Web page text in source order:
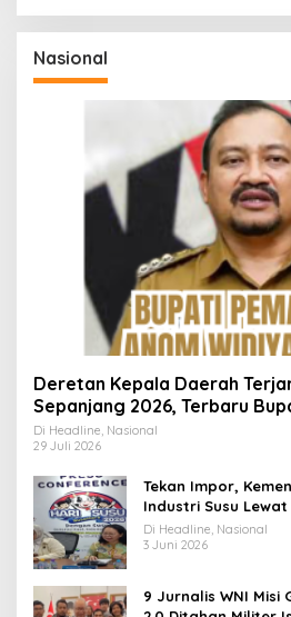
Nasional
Deretan Kepala Daerah
Sepanjang 2026, Terbaru
Widiyantoro
Di Headline, Nasional
29 Juli 2026
Tekan Impor,
Industri Susu
Nusantara 2026
Di Headline, Nasional
3 Juni 2026
9 Jurnalis WNI Misi